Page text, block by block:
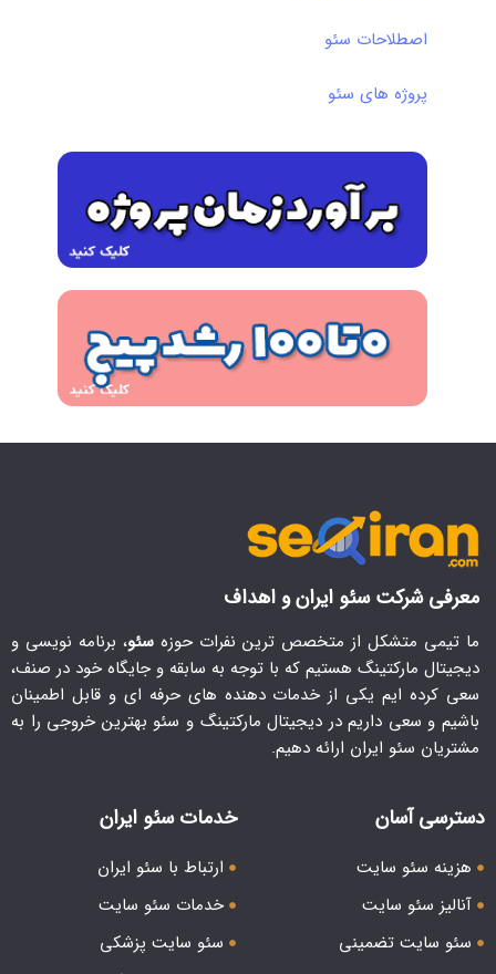
اصطلاحات سئو
پروژه های سئو
سئو ایران و اهداف
متشکل از متخصص ترین نفرات حوزهسئو ، برنامه نویسی و
مارکتینگ هستیم که با توجه به سابقه و جایگاه خود در صنف،
ایم یکی از خدمات دهنده های حرفه ای و قابل اطمینان
سعی داریم در دیجیتال مارکتینگ و سئو بهترین خروجی را به
سئو ایران ارائه دهیم.
آسان
سئو سایت
سئو سایت
تضمینی
خدمات سئو ایران
ارتباط با سئو ایران
خدمات سئو سایت
سئو سایت پزشکی